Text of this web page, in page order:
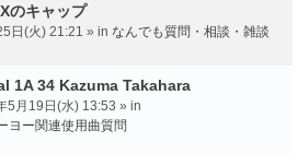
のキャップ
日(火) 21:21 » in なんでも質問・相談・雑談
1A 34 Kazuma Takahara
5月19日(水) 13:53 » in
ヨー関連使用曲質問